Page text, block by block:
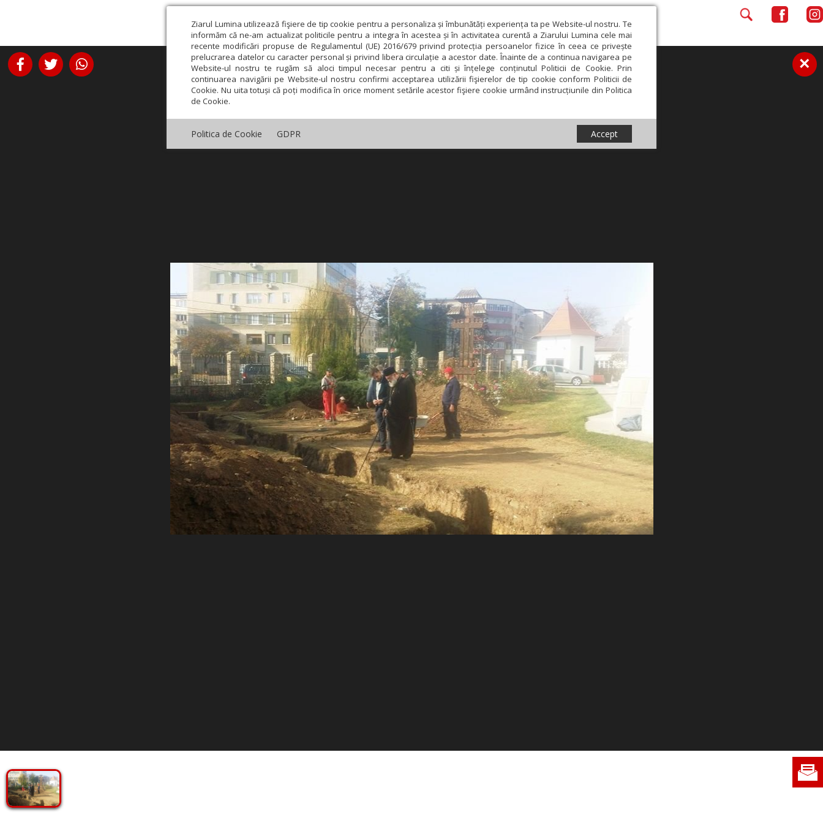
Ziarul Lumina utilizează fişiere de tip cookie pentru a personaliza și îmbunătăți experiența ta pe Website-ul nostru. Te
informăm că ne-am actualizat politicile pentru a integra în acestea și în activitatea curentă a Ziarului Lumina cele mai
recente modificări propuse de Regulamentul (UE) 2016/679 privind protecția persoanelor fizice în ceea ce privește
prelucrarea datelor cu caracter personal și privind libera circulație a acestor date. Înainte de a continua navigarea pe
Website-ul nostru te rugăm să aloci timpul necesar pentru a citi și înțelege conținutul Politicii de Cookie. Prin
continuarea navigării pe Website-ul nostru confirmi acceptarea utilizării fişierelor de tip cookie conform Politicii de
Cookie. Nu uita totuși că poți modifica în orice moment setările acestor fişiere cookie urmând instrucțiunile din Politica
de Cookie.
Politica de Cookie GDPR Accept
×